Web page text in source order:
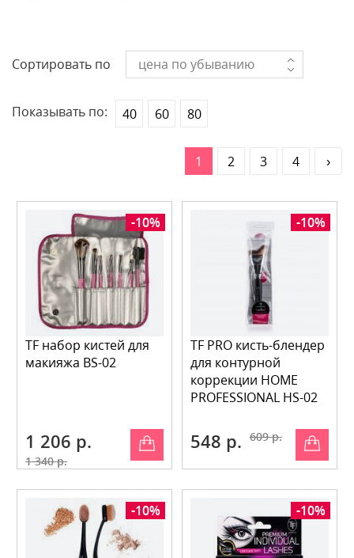
Сортировать по цена по убыванию
Показывать по: 40 60 80
1 2 3 4 ›
-10%
TF набор кистей для
макияжа BS-02
1 206 р.
1 340 р.
-10%
TF PRO кисть-блендер
для контурной
коррекции HOME
PROFESSIONAL HS-02
548 р. 609 р.
-10% -10%